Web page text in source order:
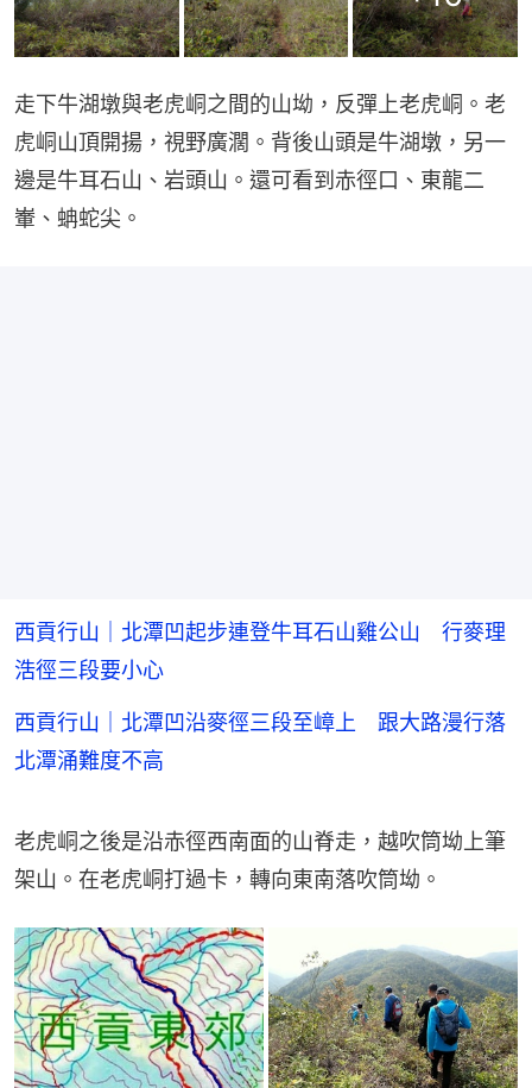
走下牛湖墩與老虎峒之間的山坳，反彈上老虎峒。老
虎峒山頂開揚，視野廣濶。背後山頭是牛湖墩，另一
邊是牛耳石山、岩頭山。還可看到赤徑口、東龍二
輋、蚺蛇尖。
西貢行山｜北潭凹起步連登牛耳石山雞公山 行麥理
浩徑三段要小心
西貢行山｜北潭凹沿麥徑三段至嶂上 跟大路漫行落
北潭涌難度不高
老虎峒之後是沿赤徑西南面的山脊走，越吹筒坳上筆
架山。在老虎峒打過卡，轉向東南落吹筒坳。